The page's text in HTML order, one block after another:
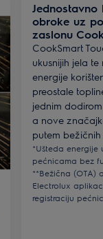
Jednostavno
obroke uz pomoć
zaslonu
CookSmart
ukusnijih jela
energije
preostale
jednim
a nove
putem
*Ušteda energije
pećnicama bez
**Bežična (OTA)
Electrolux
registraciju